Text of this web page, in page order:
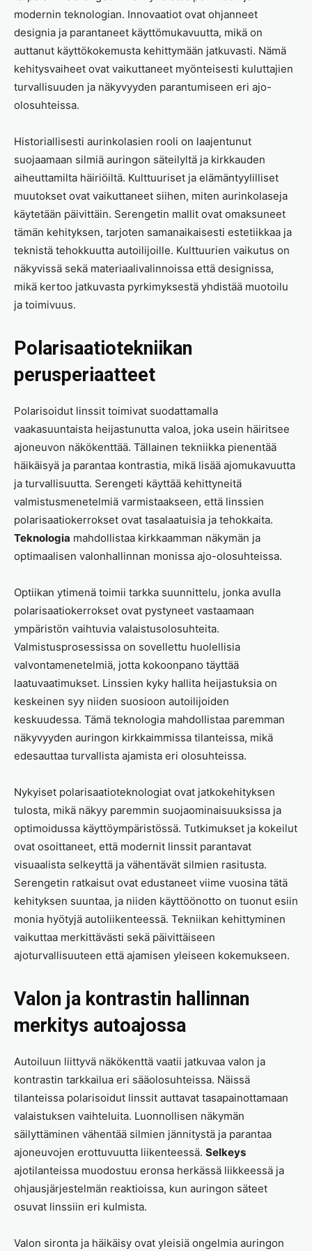
modernin teknologian. Innovaatiot ovat ohjanneet
designia ja parantaneet käyttömukavuutta, mikä on
auttanut käyttökokemusta kehittymään jatkuvasti. Nämä
kehitysvaiheet ovat vaikuttaneet myönteisesti kuluttajien
turvallisuuden ja näkyvyyden parantumiseen eri ajo-
olosuhteissa.
Historiallisesti aurinkolasien rooli on laajentunut
suojaamaan silmiä auringon säteilyltä ja kirkkauden
aiheuttamilta häiriöiltä. Kulttuuriset ja elämäntyylilliset
muutokset ovat vaikuttaneet siihen, miten aurinkolaseja
käytetään päivittäin. Serengetin mallit ovat omaksuneet
tämän kehityksen, tarjoten samanaikaisesti estetiikkaa ja
teknistä tehokkuutta autoilijoille. Kulttuurien vaikutus on
näkyvissä sekä materiaalivalinnoissa että designissa,
mikä kertoo jatkuvasta pyrkimyksestä yhdistää muotoilu
ja toimivuus.
Polarisaatiotekniikan
perusperiaatteet
Polarisoidut linssit toimivat suodattamalla
vaakasuuntaista heijastunutta valoa, joka usein häiritsee
ajoneuvon näkökenttää. Tällainen tekniikka pienentää
häikäisyä ja parantaa kontrastia, mikä lisää ajomukavuutta
ja turvallisuutta. Serengeti käyttää kehittyneitä
valmistusmenetelmiä varmistaakseen, että linssien
polarisaatiokerrokset ovat tasalaatuisia ja tehokkaita.
Teknologia mahdollistaa kirkkaamman näkymän ja
optimaalisen valonhallinnan monissa ajo-olosuhteissa.
Optiikan ytimenä toimii tarkka suunnittelu, jonka avulla
polarisaatiokerrokset ovat pystyneet vastaamaan
ympäristön vaihtuvia valaistusolosuhteita.
Valmistusprosessissa on sovellettu huolellisia
valvontamenetelmiä, jotta kokoonpano täyttää
laatuvaatimukset. Linssien kyky hallita heijastuksia on
keskeinen syy niiden suosioon autoilijoiden
keskuudessa. Tämä teknologia mahdollistaa paremman
näkyvyyden auringon kirkkaimmissa tilanteissa, mikä
edesauttaa turvallista ajamista eri olosuhteissa.
Nykyiset polarisaatioteknologiat ovat jatkokehityksen
tulosta, mikä näkyy paremmin suojaominaisuuksissa ja
optimoidussa käyttöympäristössä. Tutkimukset ja kokeilut
ovat osoittaneet, että modernit linssit parantavat
visuaalista selkeyttä ja vähentävät silmien rasitusta.
Serengetin ratkaisut ovat edustaneet viime vuosina tätä
kehityksen suuntaa, ja niiden käyttöönotto on tuonut esiin
monia hyötyjä autoliikenteessä. Tekniikan kehittyminen
vaikuttaa merkittävästi sekä päivittäiseen
ajoturvallisuuteen että ajamisen yleiseen kokemukseen.
Valon ja kontrastin hallinnan
merkitys autoajossa
Autoiluun liittyvä näkökenttä vaatii jatkuvaa valon ja
kontrastin tarkkailua eri sääolosuhteissa. Näissä
tilanteissa polarisoidut linssit auttavat tasapainottamaan
valaistuksen vaihteluita. Luonnollisen näkymän
säilyttäminen vähentää silmien jännitystä ja parantaa
ajoneuvojen erottuvuutta liikenteessä. Selkeys
ajotilanteissa muodostuu eronsa herkässä liikkeessä ja
ohjausjärjestelmän reaktioissa, kun auringon säteet
osuvat linssiin eri kulmista.
Valon sironta ja häikäisy ovat yleisiä ongelmia auringon